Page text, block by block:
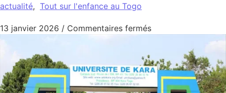
actualité, Tout sur l'enfance au Togo
13 janvier 2026 / Commentaires ferméssur Appel à